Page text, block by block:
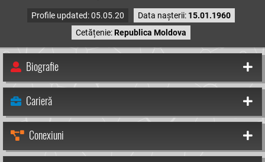
Profile updated: 05.05.20 Data nașterii: 15.01.1960
Cetățenie:Republica Moldova
Biografie
Carieră
Conexiuni